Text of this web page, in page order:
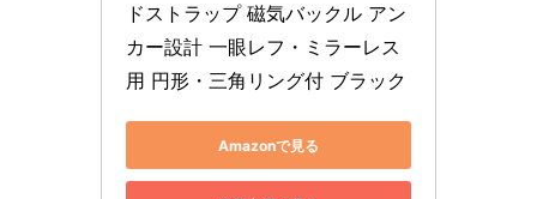
ドストラップ 磁気バックル アン
カー設計 一眼レフ・ミラーレス
用 円形・三角リング付 ブラック
Amazonで見る